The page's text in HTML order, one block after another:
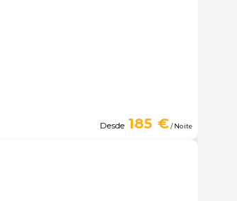
Desde 185 €/ Noite